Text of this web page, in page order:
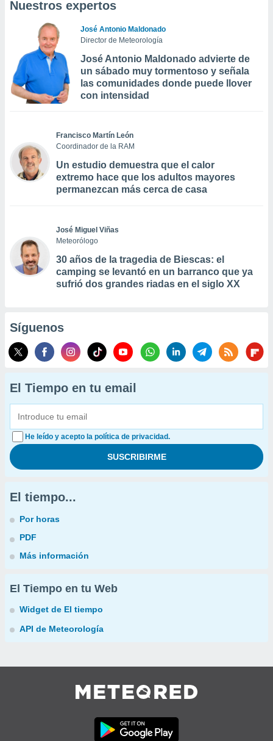
Nuestros expertos
José Antonio Maldonado
Director de Meteorología
José Antonio Maldonado advierte de
un sábado muy tormentoso y señala
las comunidades donde puede llover
con intensidad
Francisco Martín León
Coordinador de la RAM
Un estudio demuestra que el calor
extremo hace que los adultos mayores
permanezcan más cerca de casa
José Miguel Viñas
Meteorólogo
30 años de la tragedia de Biescas: el
camping se levantó en un barranco que ya
sufrió dos grandes riadas en el siglo XX
Síguenos
El Tiempo en tu email
He leído y acepto la política de privacidad.
El tiempo...
Por horas
PDF
Más información
El Tiempo en tu Web
Widget de El tiempo
API de Meteorología